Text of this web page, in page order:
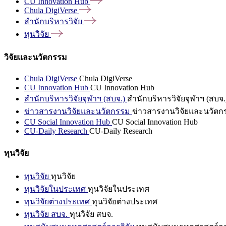
Chula DigiVerse
สำนักบริหารวิจัย
ทุนวิจัย
วิจัยและนวัตกรรม
Chula DigiVerse Chula DigiVerse
CU Innovation Hub CU Innovation Hub
สำนักบริหารวิจัยจุฬาฯ (สบจ.) สำนักบริหารวิจัยจุฬาฯ (สบจ
ข่าวสารงานวิจัยและนวัตกรรม ข่าวสารงานวิจัยและนวัตก
CU Social Innovation Hub CU Social Innovation Hub
CU-Daily Research CU-Daily Research
ทุนวิจัย
ทุนวิจัย ทุนวิจัย
ทุนวิจัยในประเทศ ทุนวิจัยในประเทศ
ทุนวิจัยต่างประเทศ ทุนวิจัยต่างประเทศ
ทุนวิจัย สบจ. ทุนวิจัย สบจ.